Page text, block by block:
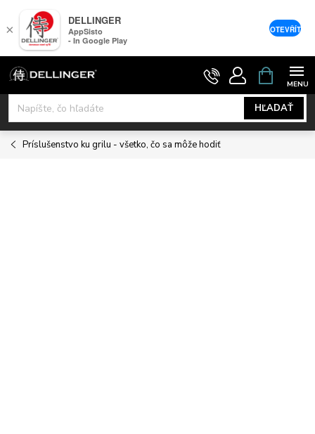
Prejsť
na
obsah
HĽADAŤ
NÁKUPNÝ
KOŠÍK
Príslušenstvo ku grilu - všetko, čo sa môže hodiť
×
DELLINGER
AppSisto
- In Google Play
OTEVŘÍT